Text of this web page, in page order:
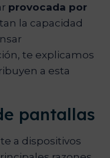
provocada por
la capacidad
te explicamos
a esta
pantallas
a dispositivos